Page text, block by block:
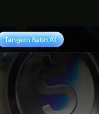
Tangem Satın Al